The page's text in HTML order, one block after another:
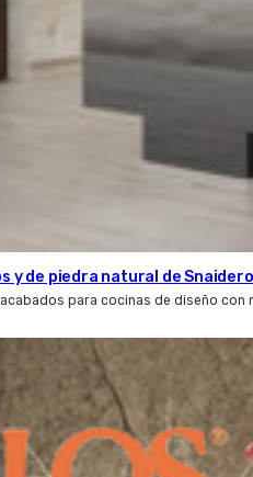
y de piedra natural de Snaidero
para cocinas de diseño